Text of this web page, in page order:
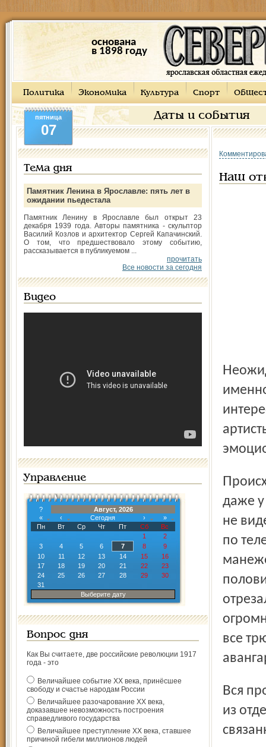
основана
в 1898 году
Политика Экономика Культура Спорт
Даты и события
пятница
07
Тема дня
Памятник Ленина в Ярославле: пять лет в
ожидании пьедестала
Памятник Ленину в Ярославле был открыт 23
декабря 1939 года. Авторы памятника - скульптор
Василий Козлов и архитектор Сергей Капачинский.
О том, что предшествовало этому событию,
рассказывается в публикуемом ...
прочитать
Все новости за сегодня
Видео
Управление
?
Август, 2026
«
‹ Сегодня ›
»
Пн
Вт Ср Чт Пт Сб
Вс
1
2
3
4 5 6 7 8
9
10
11 12 13 14 15
16
17
18 19 20 21 22
23
24
25 26 27 28 29
30
31
Выберите дату
Вопрос дня
Как Вы считаете, две российские революции 1917
года - это
Величайшее событие ХХ века, принёсшее
свободу и счастье народам России
Величайшее разочарование ХХ века,
доказавшее невозможность построения
справедливого государства
Величайшее преступление ХХ века, ставшее
причиной гибели миллионов людей
Наш
Неожиданным было уже то, что программа началась
Происходившее на арене иногда вызывало оцепенение
даже у
не
по
все
Вся программа – не привычный нам цирковой коктейль
из